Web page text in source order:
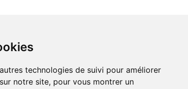
technologies de suivi pour améliorer
notre site, pour vous montrer un